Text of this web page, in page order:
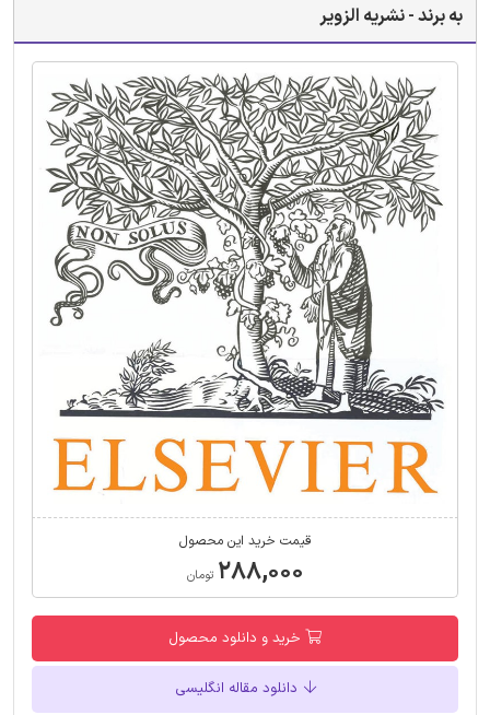
به برند - نشریه الزویر
قیمت خرید این محصول
۲۸۸,۰۰۰ تومان
خرید و دانلود محصول
دانلود مقاله انگلیسی